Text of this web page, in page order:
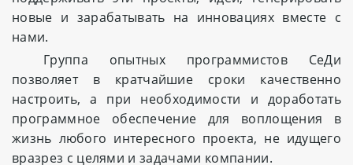
новые и зарабатывать на инновациях вместе с
нами.
Группа опытных программистов СеДи
позволяет в кратчайшие сроки качественно
настроить, а при необходимости и доработать
программное обеспечение для воплощения в
жизнь любого интересного проекта, не идущего
вразрез с целями и задачами компании.